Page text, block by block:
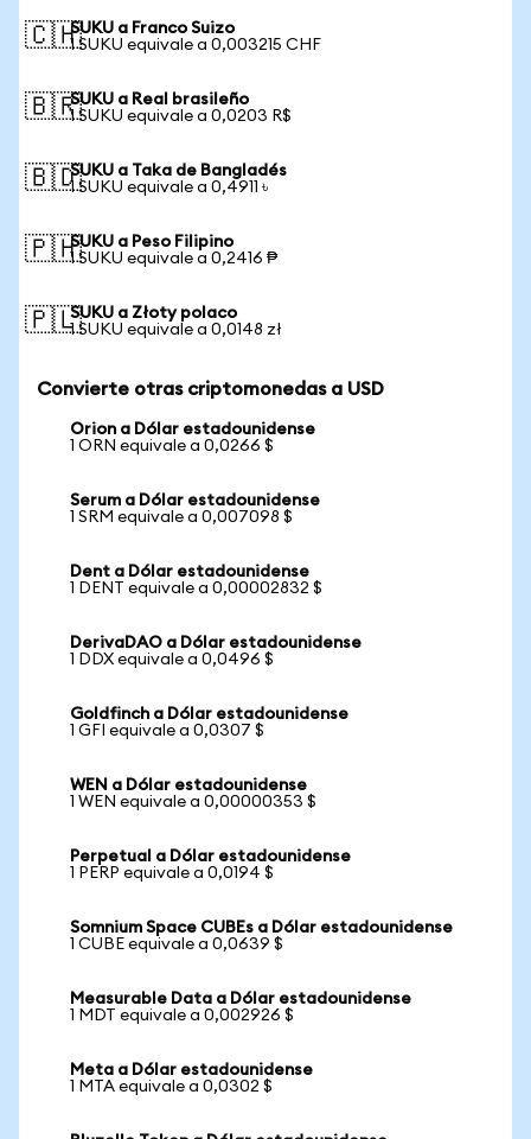
🇨🇭SUKU a Franco Suizo
1 SUKU equivale a 0,003215 CHF
🇧🇷SUKU a Real brasileño
1 SUKU equivale a 0,0203 R$
🇧🇩SUKU a Taka de Bangladés
1 SUKU equivale a 0,4911 ৳
🇵🇭SUKU a Peso Filipino
1 SUKU equivale a 0,2416 ₱
🇵🇱SUKU a Złoty polaco
1 SUKU equivale a 0,0148 zł
Convierte otras criptomonedas a USD
Orion a Dólar estadounidense
1 ORN equivale a 0,0266 $
Serum a Dólar estadounidense
1 SRM equivale a 0,007098 $
Dent a Dólar estadounidense
1 DENT equivale a 0,00002832 $
DerivaDAO a Dólar estadounidense
1 DDX equivale a 0,0496 $
Goldfinch a Dólar estadounidense
1 GFI equivale a 0,0307 $
WEN a Dólar estadounidense
1 WEN equivale a 0,00000353 $
Perpetual a Dólar estadounidense
1 PERP equivale a 0,0194 $
Somnium Space CUBEs a Dólar estadounidense
1 CUBE equivale a 0,0639 $
Measurable Data a Dólar estadounidense
1 MDT equivale a 0,002926 $
Meta a Dólar estadounidense
1 MTA equivale a 0,0302 $